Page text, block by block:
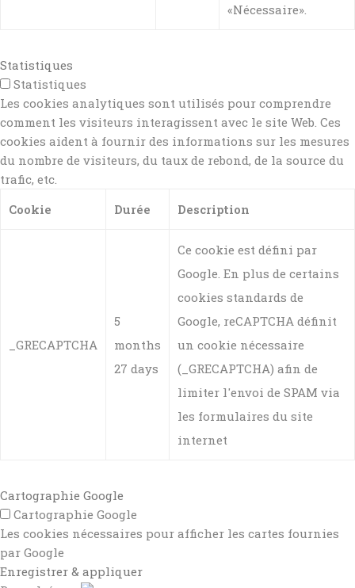
«Nécessaire».
Statistiques
Statistiques
Les cookies analytiques sont utilisés pour comprendre
comment les visiteurs interagissent avec le site Web. Ces
cookies aident à fournir des informations sur les mesures
du nombre de visiteurs, du taux de rebond, de la source du
trafic, etc.
Cookie
Durée Description
_GRECAPTCHA
5
months
27 days
Ce cookie est défini par
Google. En plus de certains
cookies standards de
Google, reCAPTCHA définit
un cookie nécessaire
(_GRECAPTCHA) afin de
limiter l'envoi de SPAM via
les formulaires du site
internet
Cartographie Google
Cartographie Google
Les cookies nécessaires pour afficher les cartes fournies
par Google
Enregistrer & appliquer